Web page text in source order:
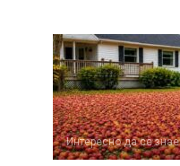
Интересно да се знае